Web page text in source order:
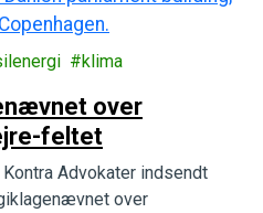
klima
over
feltet
Advokater indsendt
over